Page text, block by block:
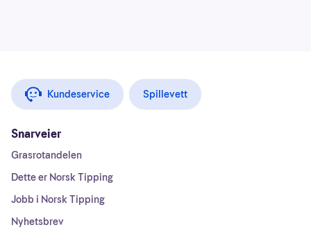
Kundeservice Spillevett
Snarveier
Grasrotandelen
Dette er Norsk Tipping
Jobb i Norsk Tipping
Nyhetsbrev